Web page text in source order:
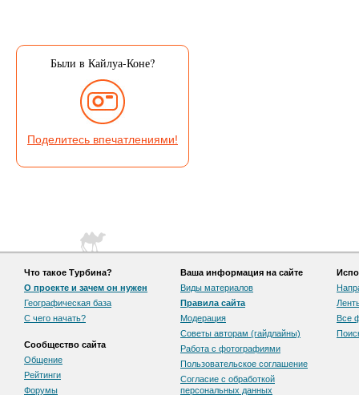
Были в Кайлуа-Коне?
Поделитесь впечатлениями!
Что такое Турбина?
О проекте и зачем он нужен
Географическая база
С чего начать?
Сообщество сайта
Общение
Рейтинги
Форумы
Ваша информация на сайте
Виды материалов
Правила сайта
Модерация
Советы авторам (гайдлайны)
Работа с фотографиями
Пользовательскоe соглашение
Согласие с обработкой
персональных данных
Все